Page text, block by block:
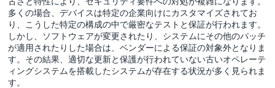
多くの場合、デバイスは特定の企業向けにカスタマイズされてお
り、こうした特定の構成の中で厳密なテストと保証が行われます。
しかし、ソフトウェアが変更されたり、システムにその他のパッチ
が適用されたりした場合は、ベンダーによる保証の対象外となりま
す。その結果、適切な更新と保護が行われていない古いオペレーテ
ィングシステムを搭載したシステムが存在する状況が多く見られま
す。